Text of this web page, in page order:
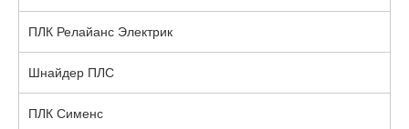
ПЛК Релайанс Электрик
Шнайдер ПЛС
ПЛК Сименс